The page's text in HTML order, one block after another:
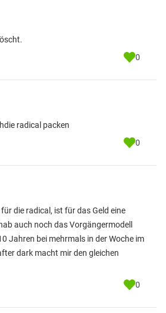
0
radical packen
0
die radical, ist für das Geld eine
auch noch das Vorgängermodell
Jahren bei mehrmals in der Woche im
dark macht mir den gleichen
0